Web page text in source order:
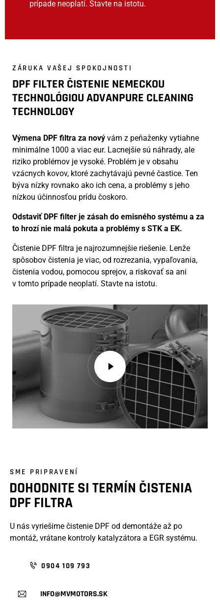
prípade neoplatí. Stavte na istotu.
ZÁRUKA VAŠEJ SPOKOJNOSTI
DPF FILTER ČISTENIE NEMECKOU
TECHNOLÓGIOU ADVANPURE CLEANING
TECHNOLOGY
Výmena DPF filtra za nový vám z peňaženky vytiahne
minimálne 1000 a viac eur. Lacnejšie sú náhrady, ale
riziko problémov je vysoké. Problém je v obsahu
vzácnych kovov, ktoré zachytávajú pevné častice. Ten
býva nízky rovnako ako ich cena, a problémy s jeho
nízkou účinnosťou prídu čoskoro.
Odstaviť DPF filter je zásah do emisného systému a za
to hrozí nie malá pokuta a problémy s STK a EK.
Čistenie DPF filtra je najrozumnejšie riešenie. Lenže
spôsobov čistenia je viac, od rozrezania, vypaľovania,
čistenia vodou, pomocou sprejov, a riskovať sa ani
v tomto prípade neoplatí. Stavte na istotu.
SME PRIPRAVENÍ
DOHODNITE SI TERMÍN ČISTENIA
DPF FILTRA
U nás vyriešime čistenie DPF od demontáže až po
montáž, vrátane kontroly katalyzátora a EGR systému.
0904 109 793
INFO@MVMOTORS.SK